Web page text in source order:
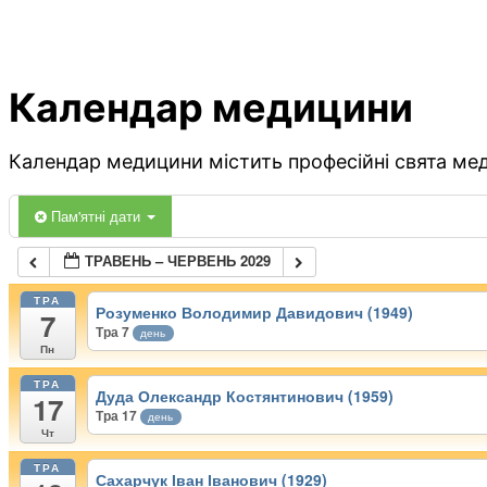
Календар медицини
Календар медицини містить професійні свята
Пам'ятні дати
ТРАВЕНЬ – ЧЕРВЕНЬ 2029
ТРА
7
Пн
Розуменко Володимир Давидович (1949)
Тра 7 день
ТРА
17
Чт
Дуда Олександр Костянтинович (1959)
Тра 17 день
ТРА
Сахарчук Іван Іванович (1929)